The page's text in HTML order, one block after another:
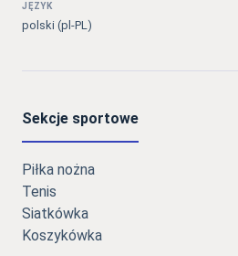
JĘZYK
polski (pl-PL)
Sekcje sportowe
Piłka nożna
Tenis
Siatkówka
Koszykówka